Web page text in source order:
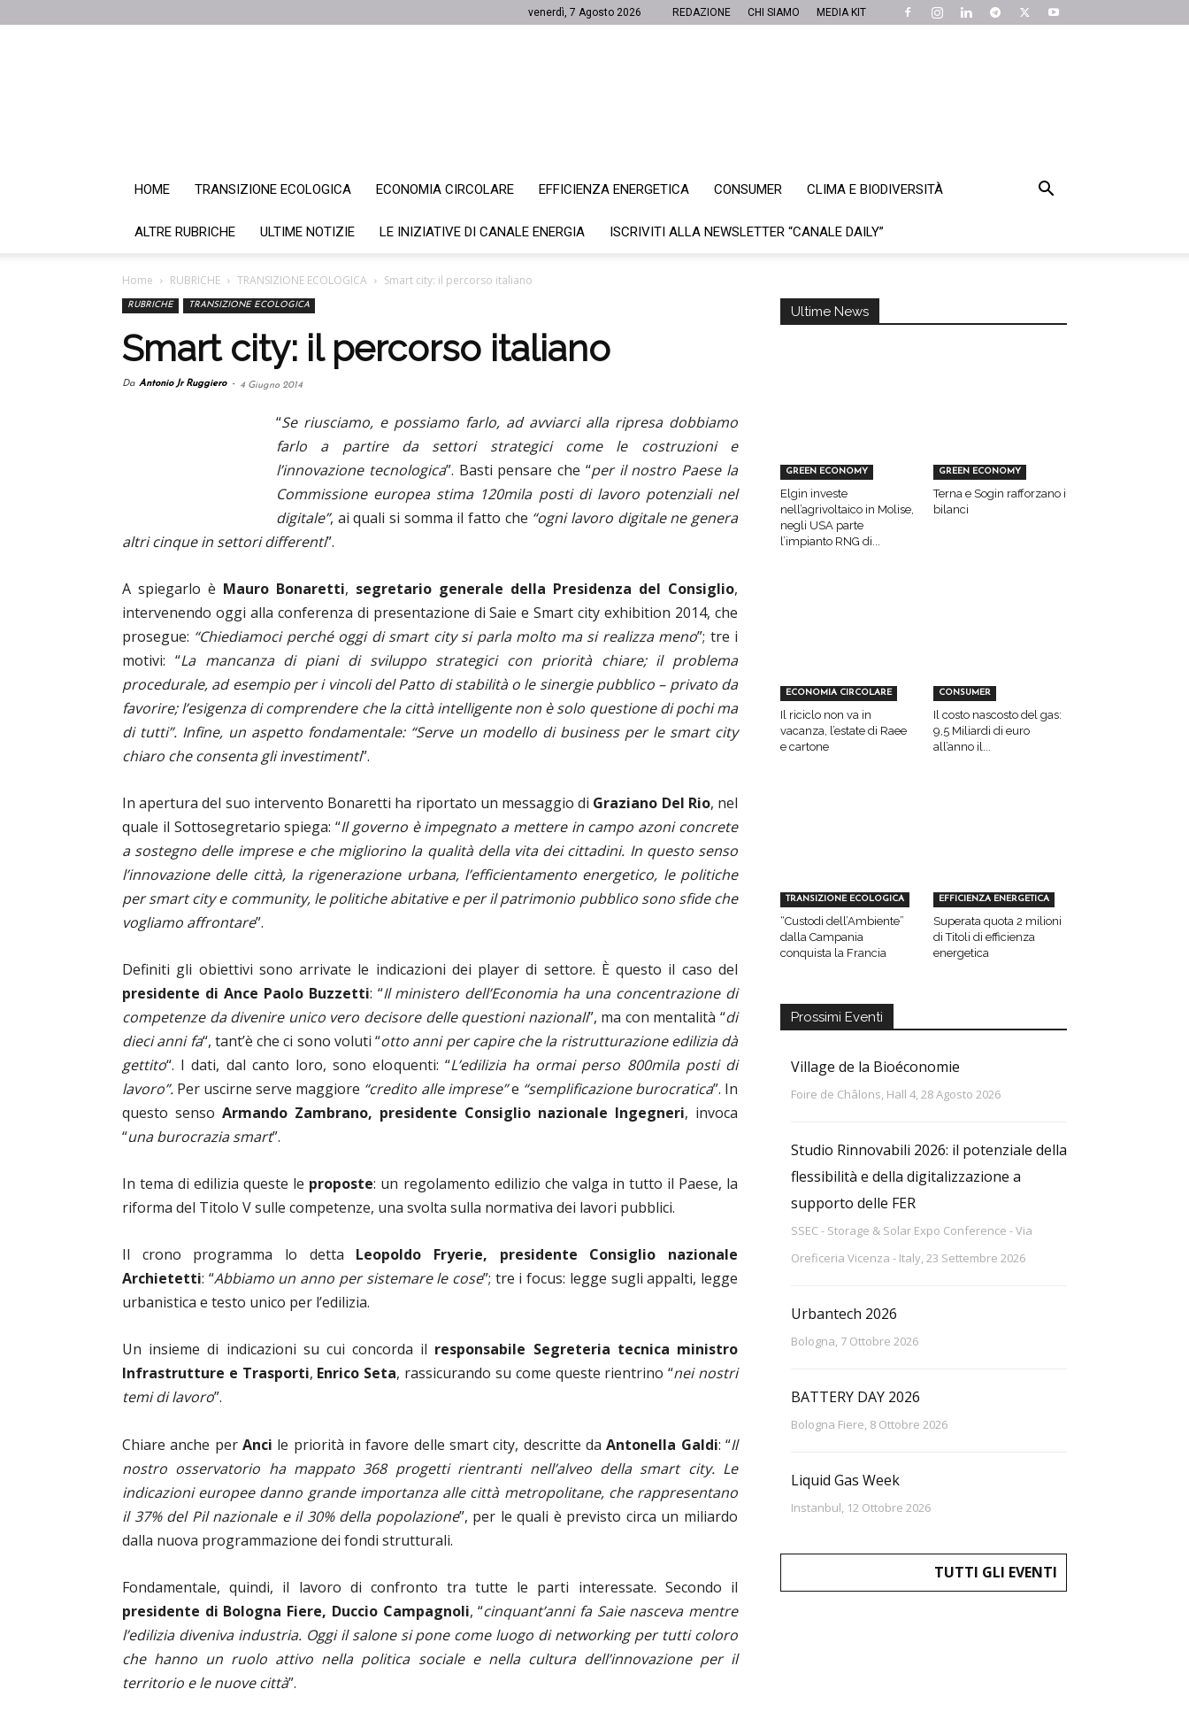
venerdì, 7 Agosto 2026 REDAZIONE CHI SIAMO MEDIA KIT
HOME TRANSIZIONE ECOLOGICA ECONOMIA CIRCOLARE EFFICIENZA ENERGETICA CONSUMER CLIMA E BIODIVERSITÀ
ALTRE RUBRICHE ULTIME NOTIZIE LE INIZIATIVE DI CANALE ENERGIA ISCRIVITI ALLA NEWSLETTER “CANALE DAILY”
Home RUBRICHE TRANSIZIONE ECOLOGICA Smart city: il percorso italiano
RUBRICHE TRANSIZIONE ECOLOGICA
Smart city: il percorso italiano
Da Antonio Jr Ruggiero - 4 Giugno 2014
“Se riusciamo, e possiamo farlo, ad avviarci alla ripresa dobbiamo
farlo a partire da settori strategici come le costruzioni e
l’innovazione tecnologica”. Basti pensare che “per il nostro Paese la
Commissione europea stima 120mila posti di lavoro potenziali nel
digitale”, ai quali si somma il fatto che “ogni lavoro digitale ne genera
altri cinque in settori differenti”.
A spiegarlo è Mauro Bonaretti, segretario generale della Presidenza del Consiglio,
intervenendo oggi alla conferenza di presentazione di Saie e Smart city exhibition 2014, che
prosegue: “Chiediamoci perché oggi di smart city si parla molto ma si realizza meno”; tre i
motivi: “La mancanza di piani di sviluppo strategici con priorità chiare; il problema
procedurale, ad esempio per i vincoli del Patto di stabilità o le sinergie pubblico – privato da
favorire; l’esigenza di comprendere che la città intelligente non è solo questione di pochi ma
di tutti”. Infine, un aspetto fondamentale: “Serve un modello di business per le smart city
chiaro che consenta gli investimenti”.
In apertura del suo intervento Bonaretti ha riportato un messaggio di Graziano Del Rio, nel
quale il Sottosegretario spiega: “Il governo è impegnato a mettere in campo azoni concrete
a sostegno delle imprese e che migliorino la qualità della vita dei cittadini. In questo senso
l’innovazione delle città, la rigenerazione urbana, l’efficientamento energetico, le politiche
per smart city e community, le politiche abitative e per il patrimonio pubblico sono sfide che
vogliamo affrontare”.
Definiti gli obiettivi sono arrivate le indicazioni dei player di settore. È questo il caso del
presidente di Ance Paolo Buzzetti: “Il ministero dell’Economia ha una concentrazione di
competenze da divenire unico vero decisore delle questioni nazionali”, ma con mentalità “di
dieci anni fa“, tant’è che ci sono voluti “otto anni per capire che la ristrutturazione edilizia dà
gettito“. I dati, dal canto loro, sono eloquenti: “L’edilizia ha ormai perso 800mila posti di
lavoro”. Per uscirne serve maggiore “credito alle imprese”e “semplificazione burocratica”. In
questo senso Armando Zambrano, presidente Consiglio nazionale Ingegneri, invoca
“una burocrazia smart”.
In tema di edilizia queste le proposte: un regolamento edilizio che valga in tutto il Paese, la
riforma del Titolo V sulle competenze, una svolta sulla normativa dei lavori pubblici.
Il crono programma lo detta Leopoldo Fryerie, presidente Consiglio nazionale
Archietetti: “Abbiamo un anno per sistemare le cose”; tre i focus: legge sugli appalti, legge
urbanistica e testo unico per l’edilizia.
Un insieme di indicazioni su cui concorda il responsabile Segreteria tecnica ministro
Infrastrutture e Trasporti, Enrico Seta, rassicurando su come queste rientrino “nei nostri
temi di lavoro”.
Chiare anche per Anci le priorità in favore delle smart city, descritte daAntonella Galdi: “Il
nostro osservatorio ha mappato 368 progetti rientranti nell’alveo della smart city. Le
indicazioni europee danno grande importanza alle città metropolitane, che rappresentano
il 37% del Pil nazionale e il 30% della popolazione”, per le quali è previsto circa un miliardo
dalla nuova programmazione dei fondi strutturali.
Fondamentale, quindi, il lavoro di confronto tra tutte le parti interessate. Secondo il
presidente di Bologna Fiere, Duccio Campagnoli, “cinquant’anni fa Saie nasceva mentre
l’edilizia diveniva industria. Oggi il salone si pone come luogo di networking per tutti coloro
che hanno un ruolo attivo nella politica sociale e nella cultura dell’innovazione per il
territorio e le nuove città”.
Ultime News
GREEN ECONOMY
Elgin investe
nell’agrivoltaico in Molise,
negli USA parte
l’impianto RNG di...
GREEN ECONOMY
Terna e Sogin rafforzano i
bilanci
ECONOMIA CIRCOLARE
Il riciclo non va in
vacanza, l’estate di Raee
e cartone
CONSUMER
Il costo nascosto del gas:
9,5 Miliardi di euro
all’anno il...
TRANSIZIONE ECOLOGICA
“Custodi dell’Ambiente”
dalla Campania
conquista la Francia
EFFICIENZA ENERGETICA
Superata quota 2 milioni
di Titoli di efficienza
energetica
Prossimi Eventi
Village de la Bioéconomie
Foire de Châlons, Hall 4, 28 Agosto 2026
Studio Rinnovabili 2026: il potenziale della
flessibilità e della digitalizzazione a
supporto delle FER
SSEC - Storage & Solar Expo Conference - Via
Oreficeria Vicenza - Italy, 23 Settembre 2026
Urbantech 2026
Bologna, 7 Ottobre 2026
BATTERY DAY 2026
Bologna Fiere, 8 Ottobre 2026
Liquid Gas Week
Instanbul, 12 Ottobre 2026
TUTTI GLI EVENTI